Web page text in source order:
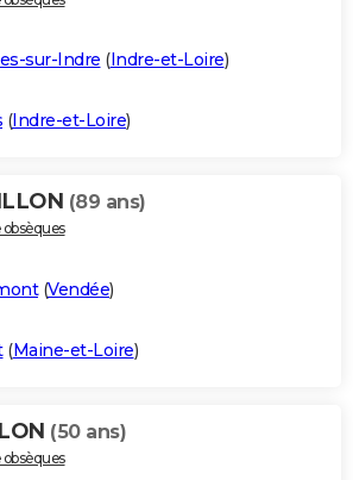
sur-Indre (Indre-et-Loire)
(Indre-et-Loire)
(89 ans)
(Vendée)
(Maine-et-Loire)
(50 ans)